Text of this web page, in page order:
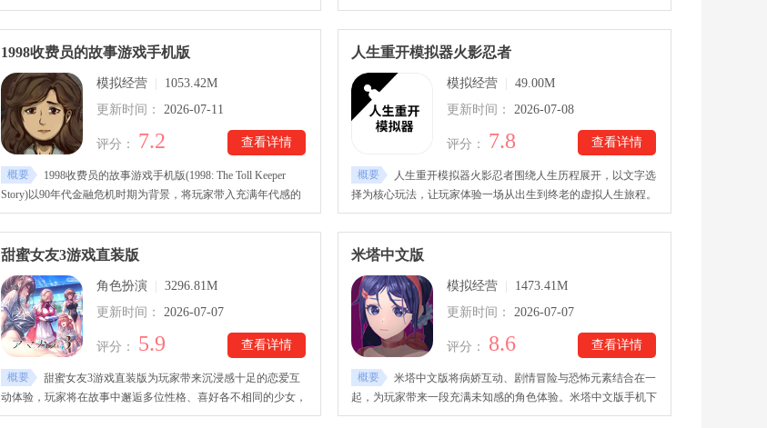
家可使用vivo账号登录，并领取专属福利资源，帮助快速提升角
色实力。游戏采用精致的未来科技画风，打造充满危机与未知的
剧情世界。战双帕弥什vivo渠道服下载安装后，面对“帕弥什”病
斗，探索末日背后的真相，守护人类最后的希望。
幽深下水道与废弃区域，在逐渐崩塌的理智中寻找真相。东京暗
影重制版下载安装后，玩家通过点击场景收集线索、整理证据，
逐步串联剧情脉络，并在关键节点作出不同抉择，推动故事走向
改变最终命运。
1998收费员的故事游戏手机版
模拟经营
1053.42M
更新时间：
2026-07-11
查看详情
评分： 7.2
概要
1998收费员的故事游戏手机版(1998: The Toll Keeper
Story)以90年代金融危机时期为背景，将玩家带入充满年代感的
收费站生活。1998收费员的故事游戏手机版下载安装后，玩家将
化身怀有身孕的收费员黛薇，在日复一日的工作中接待来往车
辆、核验证件、检查违禁物品、完成收费找零，以此赚取收入，
和事件发展，逐步揭开女主角背后的故事。剧情拥有多条分支路
线，每一次选择都会影响人物命运与最终结局。
人生重开模拟器火影忍者
模拟经营
49.00M
更新时间：
2026-07-08
查看详情
评分： 7.8
概要
人生重开模拟器火影忍者围绕人生历程展开，以文字选
择为核心玩法，让玩家体验一场从出生到终老的虚拟人生旅程。
人生重开模拟器火影忍者下载安装后，玩家可以开启全新身份，
体验不同于现实的人生轨迹，感受重新选择带来的无限可能。这
里，玩家会通过选择不同事件和发展路线，改变角色命运，带来
甜蜜女友3游戏直装版
角色扮演
3296.81M
更新时间：
2026-07-07
查看详情
评分： 5.9
概要
甜蜜女友3游戏直装版为玩家带来沉浸感十足的恋爱互
动体验，玩家将在故事中邂逅多位性格、喜好各不相同的少女，
通过聊天、约会、赠礼等方式不断拉近彼此距离，逐步解锁专属
米塔中文版
模拟经营
1473.41M
更新时间：
2026-07-07
查看详情
评分： 8.6
概要
米塔中文版将病娇互动、剧情冒险与恐怖元素结合在一
起，为玩家带来一段充满未知感的角色体验。米塔中文版手机下
载后，玩家会与米塔展开一段特殊的互动旅程，在2D与3D视角